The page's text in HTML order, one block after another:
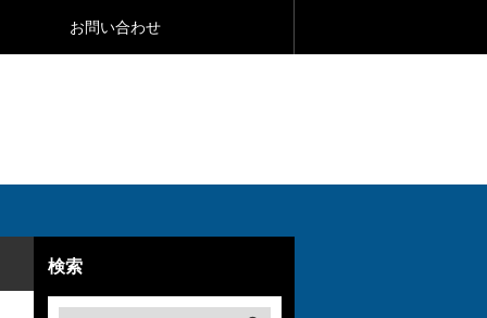
お問い合わせ
検索